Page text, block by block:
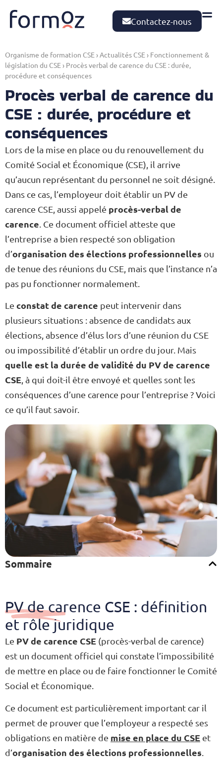
Contactez-nous
Organisme de formation CSE ›Actualités CSE › Fonctionnement &
législation du CSE › Procès verbal de carence du CSE : durée,
procédure et conséquences
Procès verbal de carence du
CSE : durée, procédure et
conséquences
Lors de la mise en place ou du renouvellement du
Comité Social et Économique (CSE), il arrive
qu’aucun représentant du personnel ne soit désigné.
Dans ce cas, l’employeur doit établir un PV de
carence CSE, aussi appelé procès-verbal de
carence . Ce document officiel atteste que
l’entreprise a bien respecté son obligation
d’organisation des élections professionnelles ou
de tenue des réunions du CSE, mais que l’instance n’a
pas pu fonctionner normalement.
Le constat de carence peut intervenir dans
plusieurs situations : absence de candidats aux
élections, absence d’élus lors d’une réunion du CSE
ou impossibilité d’établir un ordre du jour. Mais
quelle est la durée de validité du PV de carence
CSE, à qui doit-il être envoyé et quelles sont les
conséquences d’une carence pour l’entreprise ? Voici
ce qu’il faut savoir.
Sommaire
PV de carence CSE : définition
et rôle juridique
Le PV de carence CSE (procès-verbal de carence)
est un document officiel qui constate l’impossibilité
de mettre en place ou de faire fonctionner le Comité
Social et Économique.
Ce document est particulièrement important car il
permet de prouver que l’employeur a respecté ses
obligations en matière de mise en place du CSE et
d’organisation des élections professionnelles